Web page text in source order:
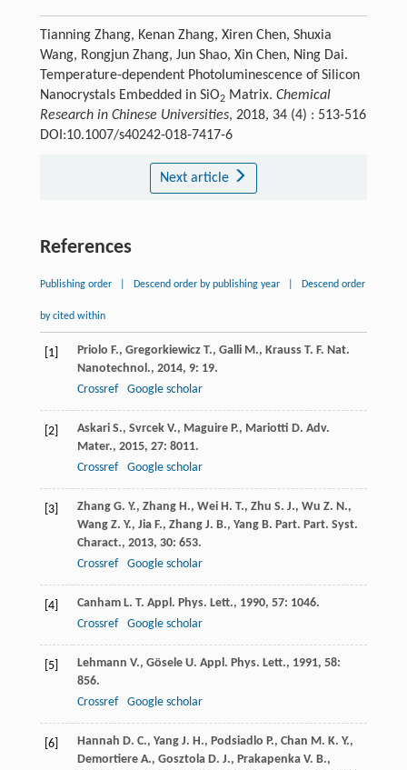
Tianning Zhang, Kenan Zhang, Xiren Chen, Shuxia
Wang, Rongjun Zhang, Jun Shao, Xin Chen, Ning Dai.
Temperature-dependent Photoluminescence of Silicon
Nanocrystals Embedded in SiO2Matrix. Chemical
Research in Chinese Universities, 2018, 34 (4) : 513-516
DOI:10.1007/s40242-018-7417-6
Next article
References
Publishing order Descend order by publishing year Descend order
by cited within
[1] Priolo F., Gregorkiewicz T., Galli M., Krauss T. F. Nat.
Nanotechnol., 2014, 9: 19.
Crossref
Google scholar
[2] Askari S., Svrcek V., Maguire P., Mariotti D. Adv.
Mater., 2015, 27: 8011.
Crossref
Google scholar
[3] Zhang G. Y., Zhang H., Wei H. T., Zhu S. J., Wu Z. N.,
Wang Z. Y., Jia F., Zhang J. B., Yang B. Part. Part. Syst.
Charact., 2013, 30: 653.
Crossref
Google scholar
[4] Canham L. T. Appl. Phys. Lett., 1990, 57: 1046.
Crossref
Google scholar
[5] Lehmann V., Gösele U. Appl. Phys. Lett., 1991, 58:
856.
Crossref
Google scholar
[6] Hannah D. C., Yang J. H., Podsiadlo P., Chan M. K. Y.,
Demortiere A., Gosztola D. J., Prakapenka V. B.,